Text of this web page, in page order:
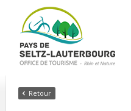
Retour